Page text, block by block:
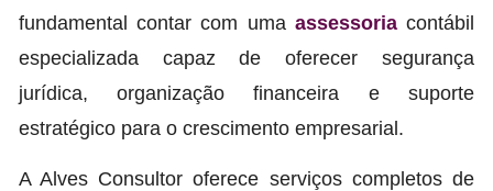
fundamental contar com uma assessoriacontábil
especializada capaz de oferecer segurança
jurídica, organização financeira e suporte
estratégico para o crescimento empresarial.
A Alves Consultor oferece serviços completos de